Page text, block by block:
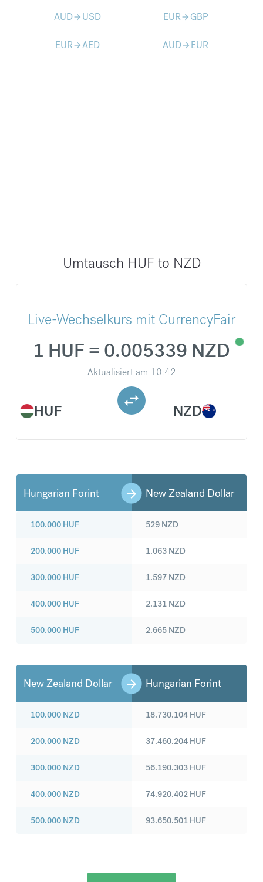
AUDarrow_forward USD EURarrow_forward GBP
EURarrow_forwardAED AUDarrow_forward EUR
Umtausch HUF to NZD
Live-Wechselkurs mit CurrencyFair
HUF
1 HUF = 0.005339 NZD
Aktualisiert am 10:42
NZD
Hungarian Forint New Zealand Dollar
100.000 HUF
200.000 HUF
300.000 HUF
400.000 HUF
500.000 HUF
529 NZD
1.063 NZD
1.597 NZD
2.131 NZD
2.665 NZD
New Zealand Dollar Hungarian Forint
100.000 NZD
200.000 NZD
300.000 NZD
400.000 NZD
500.000 NZD
18.730.104 HUF
37.460.204 HUF
56.190.303 HUF
74.920.402 HUF
93.650.501 HUF